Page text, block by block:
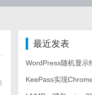
最近发表
KeePass实现